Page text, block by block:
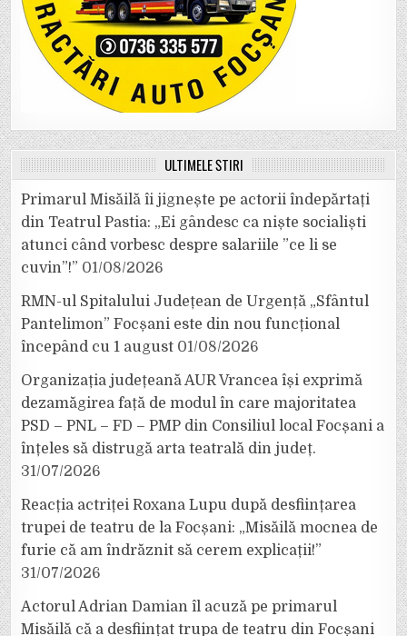
ULTIMELE ȘTIRI
Primarul Misăilă îi jignește pe actorii îndepărtați
din Teatrul Pastia: „Ei gândesc ca niște socialiști
atunci când vorbesc despre salariile ”ce li se
cuvin”!” 01/08/2026
RMN-ul Spitalului Județean de Urgență „Sfântul
Pantelimon” Focșani este din nou funcțional
începând cu 1 august 01/08/2026
Organizația județeană AUR Vrancea își exprimă
dezamăgirea față de modul în care majoritatea
PSD – PNL – FD – PMP din Consiliul local Focșani a
înțeles să distrugă arta teatrală din județ.
31/07/2026
Reacția actriței Roxana Lupu după desființarea
trupei de teatru de la Focșani: „Misăilă mocnea de
furie că am îndrăznit să cerem explicații!”
31/07/2026
Actorul Adrian Damian îl acuză pe primarul
Misăilă că a desființat trupa de teatru din Focșani